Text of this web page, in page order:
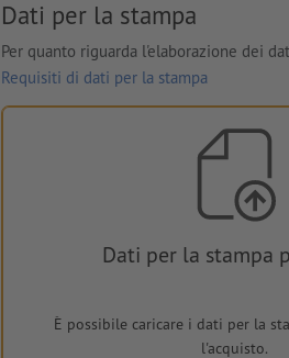
Dati per la stampa
Per quanto riguarda l'elaborazione dei
Requisiti di dati per la stampa
Dati per la stampa
È possibile caricare i dati per la
l'acquisto.